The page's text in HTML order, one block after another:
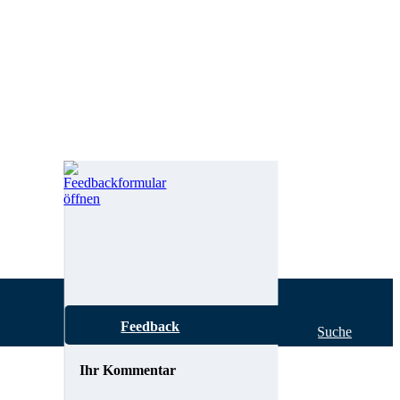
Hilfe zur Suche
Feedback
Ihr Kommentar